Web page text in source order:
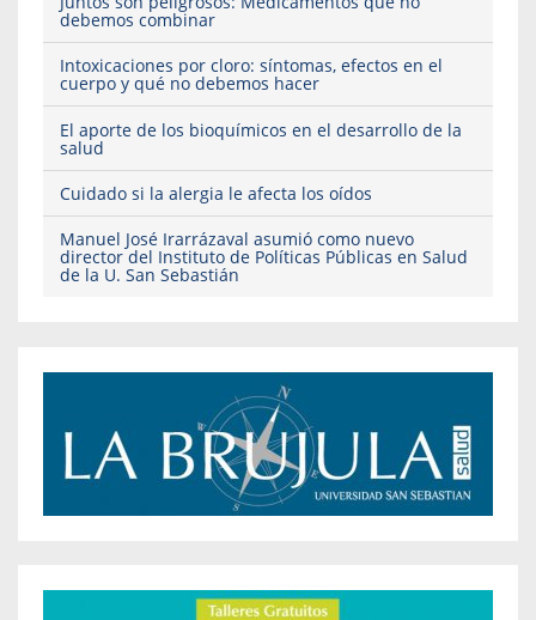
debemos combinar
Intoxicaciones por cloro: síntomas, efectos en el
cuerpo y qué no debemos hacer
El aporte de los bioquímicos en el desarrollo de la
salud
Cuidado si la alergia le afecta los oídos
Manuel José Irarrázaval asumió como nuevo
director del Instituto de Políticas Públicas en Salud
de la U. San Sebastián